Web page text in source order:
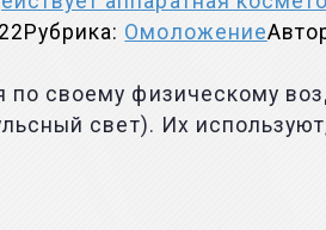
Рубрика: Омоложение
своему физическому
свет). Их